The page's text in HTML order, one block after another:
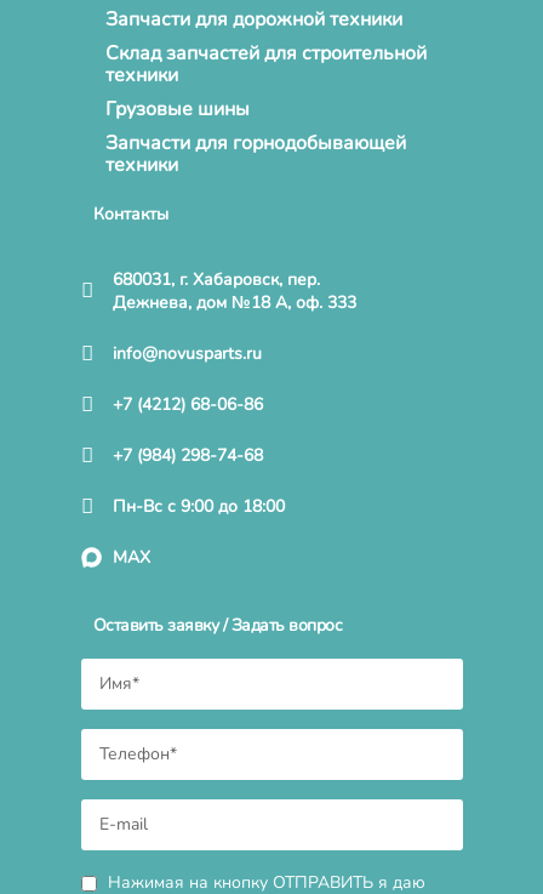
Запчасти для дорожной техники
Склад запчастей для строительной
техники
Грузовые шины
Запчасти для горнодобывающей
техники
Контакты
680031, г. Хабаровск, пер.
Дежнева, дом №18 А, оф. 333
info@novusparts.ru
+7 (4212) 68-06-86
+7 (984) 298-74-68
Пн-Вс с 9:00 до 18:00
MAX
Оставить заявку / Задать вопрос
Нажимая на кнопку ОТПРАВИТЬ я даю